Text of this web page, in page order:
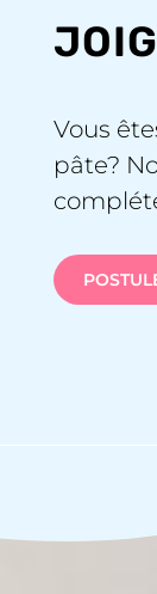
Vous
pâte?